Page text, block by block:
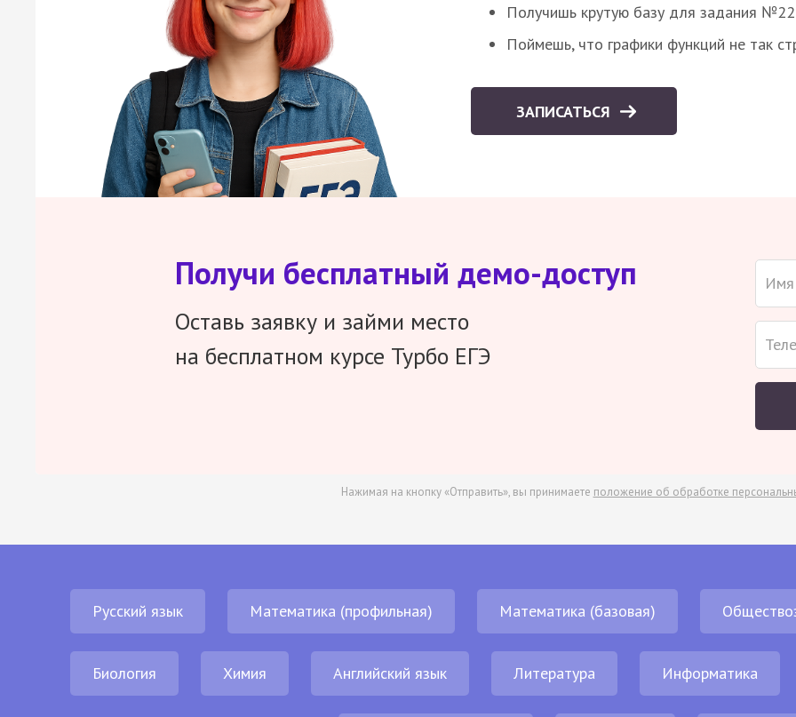
Получишь крутую базу для задания
Поймешь, что графики функций не так
ЗАПИСАТЬСЯ
Получи бесплатный демо-доступ
Оставь заявку и займи место
на бесплатном курсе Турбо ЕГЭ
Нажимая на кнопку «Отправить», вы принимаете положение об обработке
Русский язык Математика (профильная) Математика (базовая)
Биология Химия Английский язык Литература Информатика